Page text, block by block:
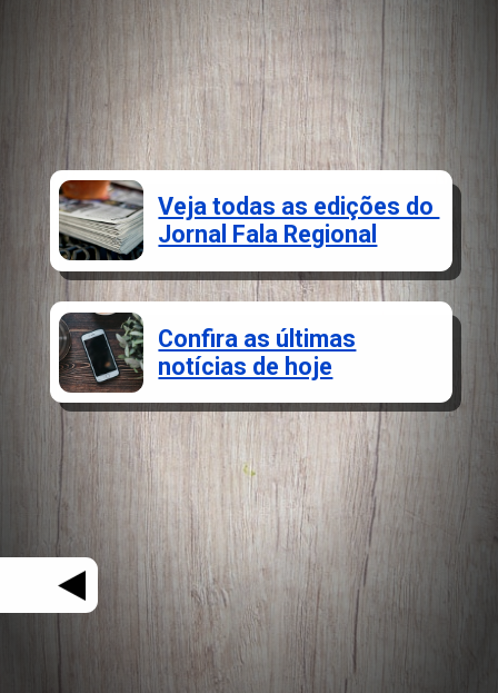
Veja todas as edições do
Jornal Fala Regional
Confira as últimas
notícias de hoje